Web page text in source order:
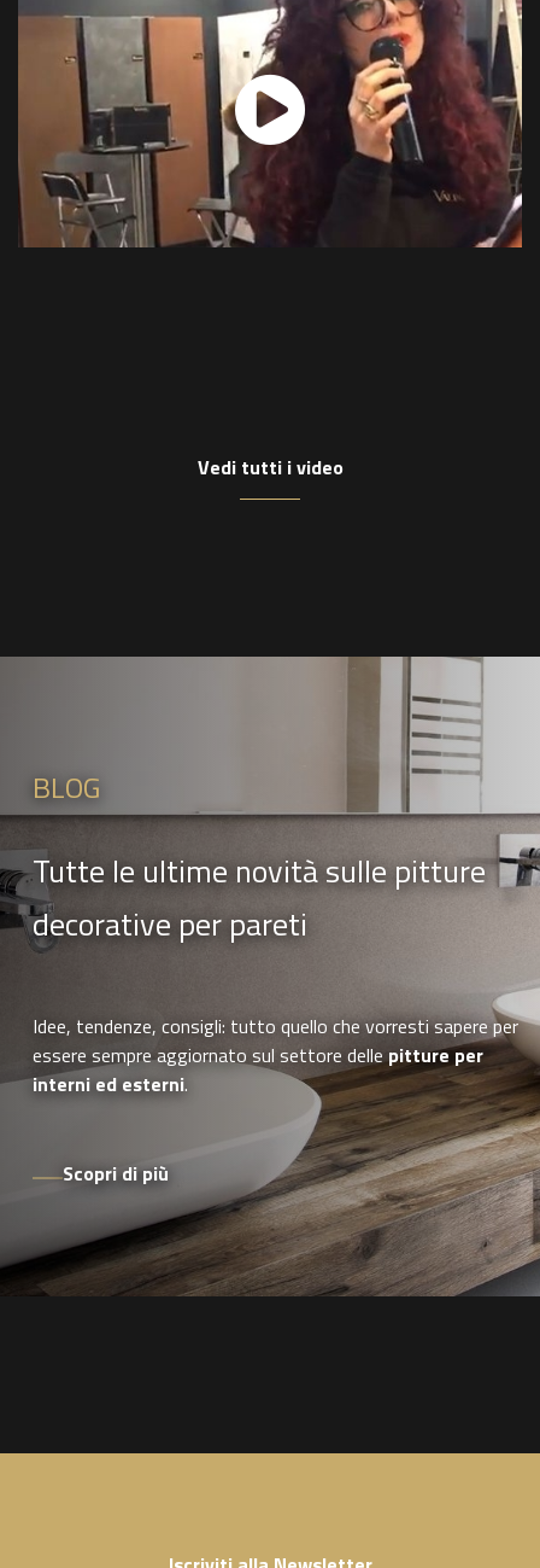
Vedi tutti i video
BLOG
Tutte le ultime novità sulle pitture
decorative per pareti
Idee, tendenze, consigli: tutto quello che vorresti sapere per
essere sempre aggiornato sul settore dellepitture per
interni ed esterni.
Scopri di più